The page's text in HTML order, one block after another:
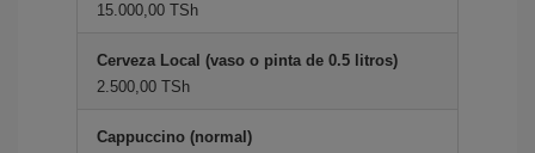
15.000,00 TSh
Cerveza Local (vaso o pinta de 0.5 litros)
2.500,00 TSh
Cappuccino (normal)